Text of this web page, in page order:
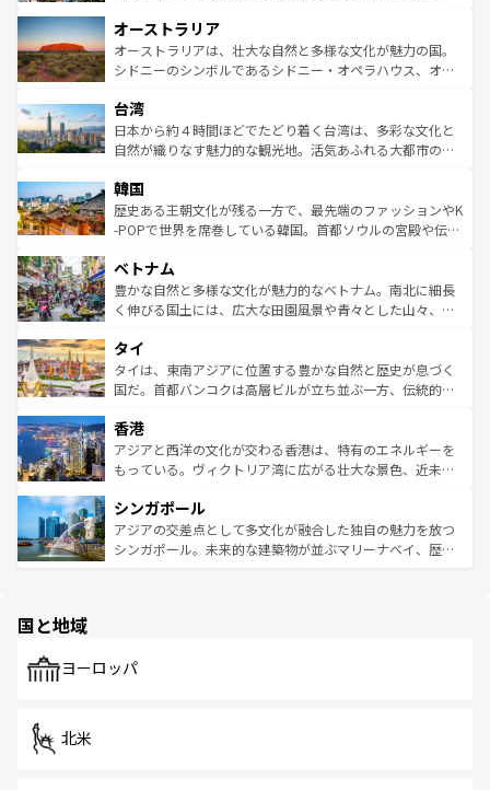
部のニューオーリンズでは、音楽と美食が融合した独特の
文化が魅力。旅行者はアメリカの各地域で異なる魅力を楽
しみながら、その多様性と豊かな歴史を感じることができ
ならではの贅沢な旅のスタイルだ。 なお、新着のアメリカ
情報はコンテンツ一覧を参照してほしい。
ワイ島は見逃せない。また、定番の観光地といえばオアフ
島だが、静かな自然を求めるならマウイ島やカウアイ島が
おすすめ。エメラルドグリーンに輝く海をはじめ、豊かな
れるおもてなしの心で訪れる人々を迎えてくれるハワイの
人々、おいしいローカルフードやハワイアンミュージッ
ク、伝統的なフラダンスなど、すべてがハワイの魅力を彩
ワイを、存分に味わってほしい。 なお、新着のハワイ情報
はコンテンツ一覧を参照してほしい。
オーストラリア
オーストラリアは、壮大な自然と多様な文化が魅力の国。
シドニーのシンボルであるシドニー・オペラハウス、オー
リアリーフや大陸中央部にそびえるウルル（エアーズロッ
ク）、タスマニアの美しい原生林やケアンズの熱帯雨林な
ど、見どころがたくさん。また、カフェやワイン、オージ
いる。アクティビティも充実しており、サーフィンやダイ
ビング、ハイキングなど、アウトドア好きにはたまらな
い。オーストラリアの多彩な魅力を存分に味わいつくそ
参照してほしい。
台湾
日本から約４時間ほどでたどり着く台湾は、多彩な文化と
自然が織りなす魅力的な観光地。活気あふれる大都市の台
ン）、静ひつな山岳地帯である台湾東部など、都市の喧騒
と山間の静けさが共存しており、訪れる人に新しい発見と
驚きをもたらしてくれる。また、奥深い台湾の食文化も魅
容にもいいと評判のスイーツなど、バラエティ豊かな料理
が味わえる。 なお、新着の台湾情報は コンテンツ一覧を参
照してほしい。
韓国
歴史ある王朝文化が残る一方で、最先端のファッションやK
-POPで世界を席巻している韓国。首都ソウルの宮殿や伝統
き、地方に足を延ばせば四季折々の自然美を楽しむことが
できる。そして、キムチや焼肉、絶品のストリートフード
まで、さまざまな韓国料理が待っている。夜には、韓国な
リティに包まれながら、韓国の多彩な魅力を心ゆくまで味
わってみてほしい。 なお、新着の韓国情報はコンテンツ一
覧を参照してほしい。
ベトナム
豊かな自然と多様な文化が魅力的なベトナム。南北に細長
く伸びる国土には、広大な田園風景や青々とした山々、世
急速な発展と共に伝統が息づく。ハノイの古い町並みやホ
ーチミン市のフランス統治時代の建物も、独特の雰囲気を
醸し出している。また、バラエティの豊かさとおいしさで
とつ。フォーやバインミー、ベトナムコーヒーなどは、ぜ
ひ現地で味わいたい。どの地域を訪れてもあたたかい人々
が旅行者を迎えてくれるので、きっと忘れられない旅にな
参照してほしい。
タイ
タイは、東南アジアに位置する豊かな自然と歴史が息づく
国だ。首都バンコクは高層ビルが立ち並ぶ一方、伝統的な
の活気が交差している。北部ではチェンマイなどの山岳地
帯で自然と触れ合い、南部ではプーケットやクラビの美し
いビーチでリゾート気分を楽しむことができる。タイ料理
激する。気候は一年中温暖で、どの季節にも異なる楽しみ
が待っている。親しみやすいタイの人々、仏教を中心とし
た文化、そして多様な観光資源が、訪れる旅人を魅了し続
香港
アジアと西洋の文化が交わる香港は、特有のエネルギーを
もっている。ヴィクトリア湾に広がる壮大な景色、近未来
み、どこを訪れても感動するはず。観光スポットが密集し
ており、効率よく見どころを回れるのも魅力。息をのむよ
うな絶景から文化的な体験まで、香港を存分に楽しみ尽く
シンガポール
アジアの交差点として多文化が融合した独自の魅力を放つ
シンガポール。未来的な建築物が並ぶマリーナベイ、歴史
で、ホーカーズは地元の風情を楽しめる外せないスポット
国と地域
ヨーロッパ
北米